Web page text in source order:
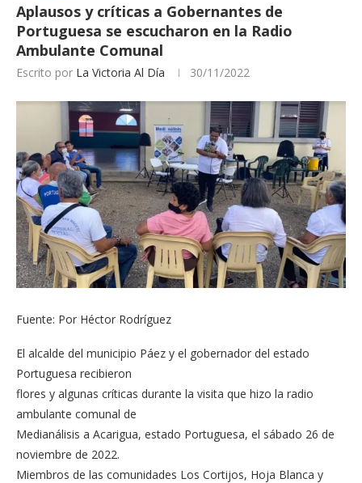
Aplausos y críticas a Gobernantes de
Portuguesa se escucharon en la Radio
Ambulante Comunal
Escrito por La Victoria Al Día 30/11/2022
Fuente: Por Héctor Rodríguez
El alcalde del municipio Páez y el gobernador del estado
Portuguesa recibieron
flores y algunas críticas durante la visita que hizo la radio
ambulante comunal de
Medianálisis a Acarigua, estado Portuguesa, el sábado 26 de
noviembre de 2022.
Miembros de las comunidades Los Cortijos, Hoja Blanca y